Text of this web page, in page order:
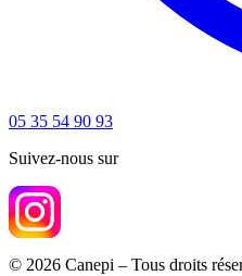
05 35 54 90 93
Suivez-nous sur
© 2026 Canepi – Tous droits